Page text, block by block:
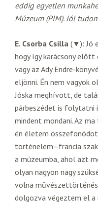
eddig egyetlen
Múzeum (PIM). Jól
E. Csorba Csilla (▼): Jó
hogy így karácsony előtt
vagy az Ady Endre-
eljönni. Én nem vagyok
Jóska meghívott, de
párbeszédet is folytatni
mindent mondani. Az
én életem
történelem–francia
a múzeumba, ahol azt
olyan nagyon nagy
volna
dolgozva végeztem el